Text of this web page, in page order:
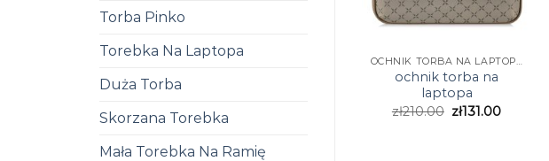
Torba Pinko
Torebka Na Laptopa
Duża Torba
Skorzana Torebka
Mała Torebka Na Ramię
ochnik torba na
laptopa
zł210.00 zł131.00